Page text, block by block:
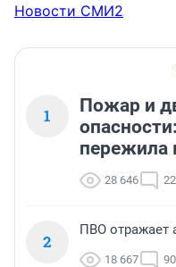
Новости СМИ2
1
Пожар и
пережила
28 646 22
2
ПВО отражает
18 667 90